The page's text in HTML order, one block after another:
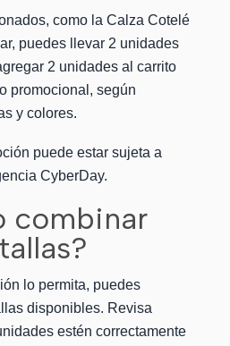
como la Calza Cotelé
puedes llevar 2 unidades
2 unidades al carrito
promocional, según
y colores.
puede estar sujeta a
CyberDay.
combinar
lo permita, puedes
disponibles. Revisa
estén correctamente